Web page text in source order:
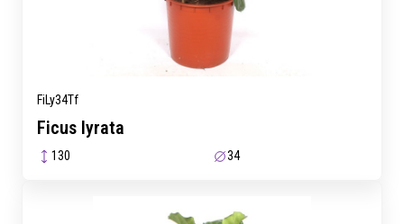
FiLy34Tf
Ficus lyrata
130 34